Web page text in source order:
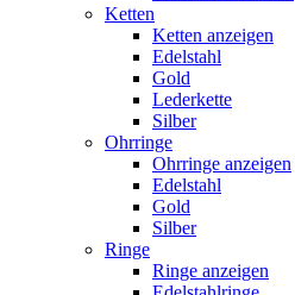
Ketten
Ketten anzeigen
Edelstahl
Gold
Lederkette
Silber
Ohrringe
Ohrringe anzeigen
Edelstahl
Gold
Silber
Ringe
Ringe anzeigen